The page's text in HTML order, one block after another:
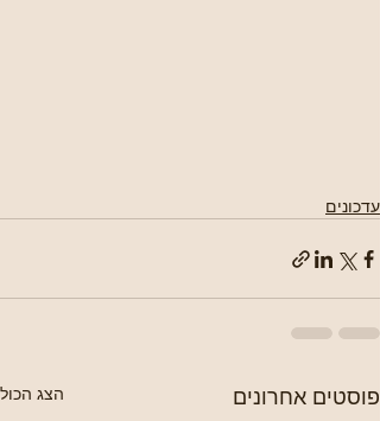
עדכונים
פוסטים אחרונים הצג הכול